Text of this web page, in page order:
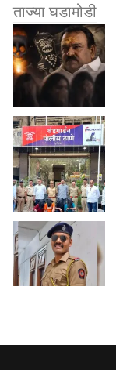
ताज्या घडामोडी